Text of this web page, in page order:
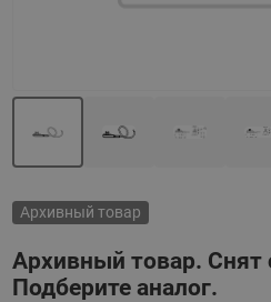
Архивный товар
Архивный товар. Снят
Подберите аналог.